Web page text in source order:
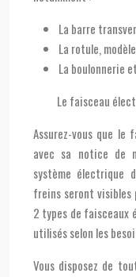
La barre
La rotule,
La boulonnerie
Le faisceau
Assurez-vous que
avec sa notice de
système électrique
freins seront visibles
2 types de faisceaux
utilisés selon les
Vous disposez de